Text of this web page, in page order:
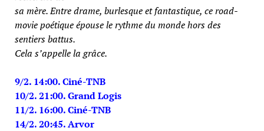
sa mère. Entre drame, burlesque et fantastique, ce road-
movie poétique épouse le rythme du monde hors des
sentiers battus.
Cela s’appelle la grâce.
9/2. 14:00. Ciné-TNB
10/2. 21:00. Grand Logis
11/2. 16:00. Ciné-TNB
14/2. 20:45. Arvor